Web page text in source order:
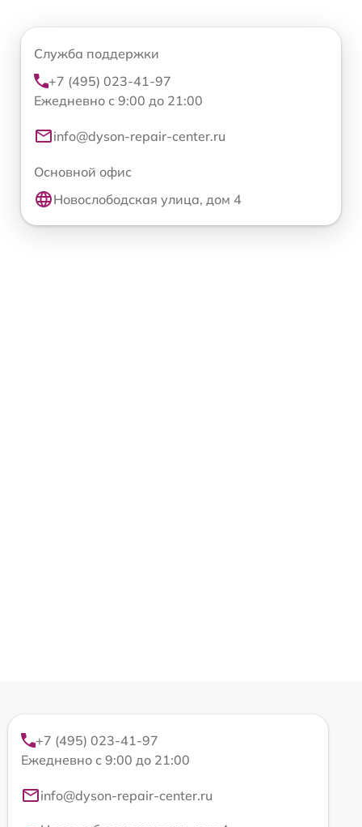
Служба поддержки
+7 (495) 023-41-97
Ежедневно с 9:00 до 21:00
info@dyson-repair-center.ru
Основной офис
Новослободская улица, дом 4
+7 (495) 023-41-97
Ежедневно с 9:00 до 21:00
info@dyson-repair-center.ru